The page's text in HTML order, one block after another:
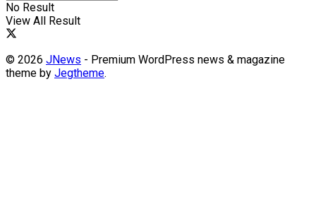
No Result
View All Result
© 2026 JNews - Premium WordPress news & magazine
theme by Jegtheme.